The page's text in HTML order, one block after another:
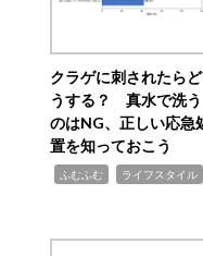
クラゲに刺されたらど
うする？ 真水で洗う
のはNG、正しい応急
置を知っておこう
ふむふむ ライフスタイル